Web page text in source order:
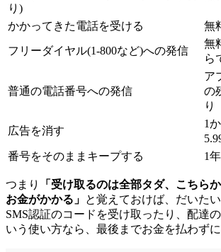
り)
かかってきた電話を受ける 無
フリーダイヤル(1-800など)への発信
無
ら
普通の電話番号への発信
ア
の
り
広告を消す
1
番号をそのままキープする
1
つまり
「受け取るのは全部タダ、こちら
お金がかかる」 と覚えておけば、だいた
SMS認証のコードを受け取ったり、配達
いう使い方なら、最後までお金を払わずに